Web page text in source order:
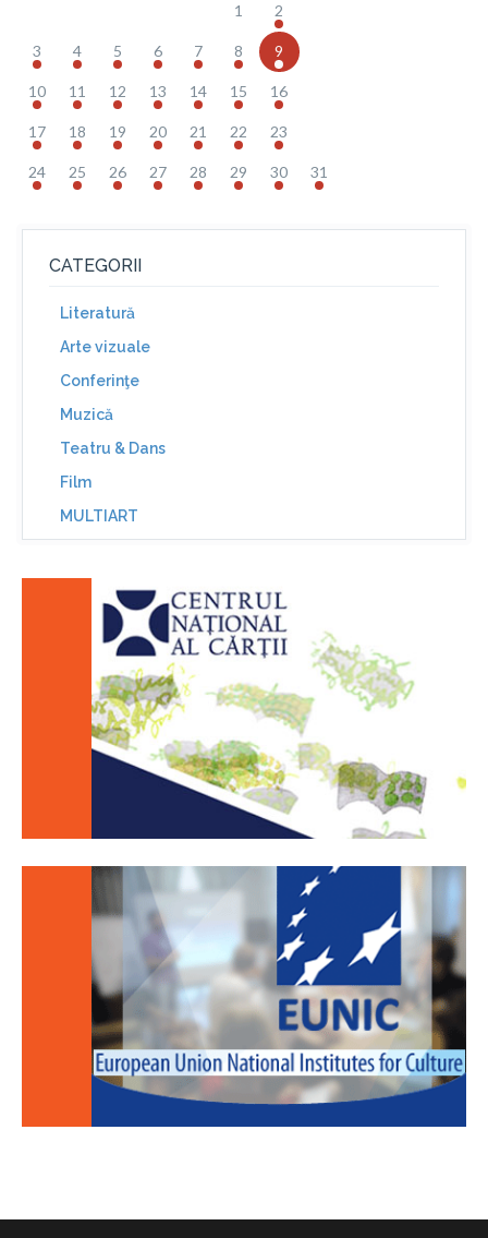
1 2
3 4 5 6 7 8 9
10 11 12 13 14 15 16
17 18 19 20 21 22 23
24 25 26 27 28 29 30 31
CATEGORII
Literatură
Arte vizuale
Conferinţe
Muzică
Teatru & Dans
Film
MULTIART